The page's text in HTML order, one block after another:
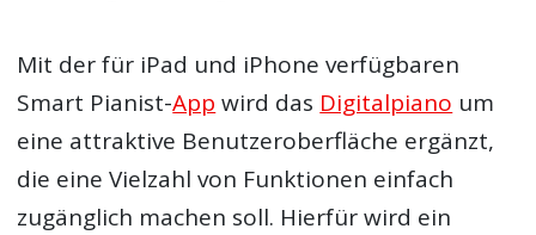
Mit der für iPad und iPhone verfügbaren
Smart Pianist-App wird das Digitalpiano um
eine attraktive Benutzeroberfläche ergänzt,
die eine Vielzahl von Funktionen einfach
zugänglich machen soll. Hierfür wird ein